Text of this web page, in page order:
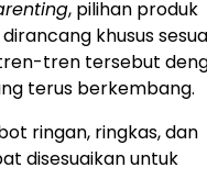
, pilihan produk
khusus
tren tersebut
terus berkembang.
ringan, ringkas, dan
disesuaikan untuk